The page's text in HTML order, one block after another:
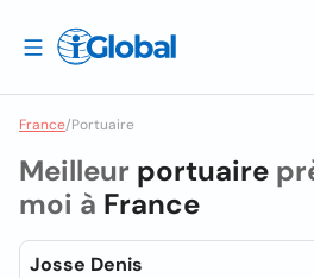
France/Portuaire
Meilleur portuaire
moi à France
Josse Denis